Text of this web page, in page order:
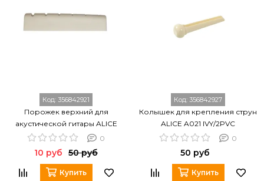
Код: 356842921
Порожек верхний для
акустической гитары ALICE
A026
0
10 руб 50 руб
Купить
Код: 356842927
Колышек для крепления струн
ALICE A021 IVY/2PVC
0
50 руб
Купить